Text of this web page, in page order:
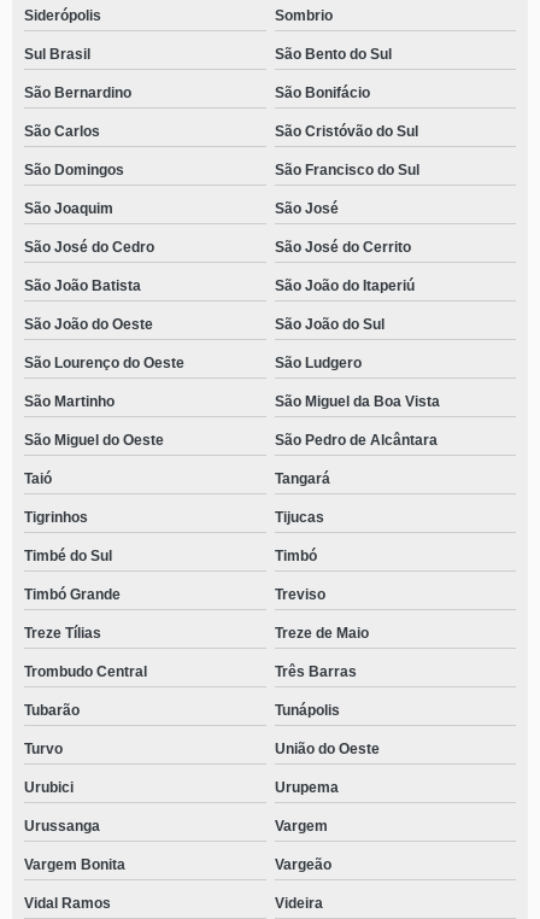
Siderópolis Sombrio
Sul Brasil São Bento do Sul
São Bernardino São Bonifácio
São Carlos São Cristóvão do Sul
São Domingos São Francisco do Sul
São Joaquim São José
São José do Cedro São José do Cerrito
São João Batista São João do Itaperiú
São João do Oeste São João do Sul
São Lourenço do Oeste São Ludgero
São Martinho São Miguel da Boa Vista
São Miguel do Oeste São Pedro de Alcântara
Taió Tangará
Tigrinhos Tijucas
Timbé do Sul Timbó
Timbó Grande Treviso
Treze Tílias Treze de Maio
Trombudo Central Três Barras
Tubarão Tunápolis
Turvo União do Oeste
Urubici Urupema
Urussanga Vargem
Vargem Bonita Vargeão
Vidal Ramos Videira